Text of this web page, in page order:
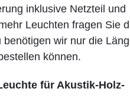
inklusive Netzteil und
Leuchten fragen Sie
wir nur die
können.
für Akustik-Holz-